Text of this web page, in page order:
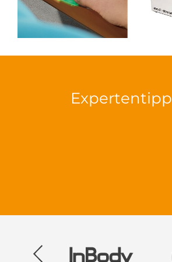
Expertentipp